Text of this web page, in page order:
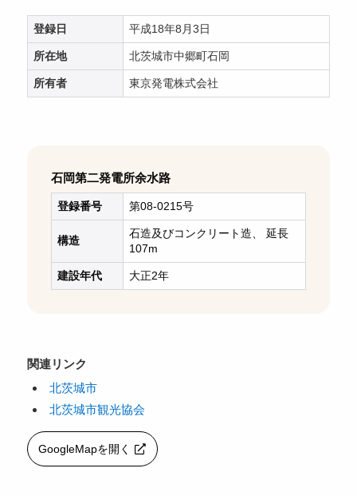
登録日 平成18年8月3日
所在地 北茨城市中郷町石岡
所有者 東京発電株式会社
石岡第二発電所余水路
登録番号 第08-0215号
構造
石造及びコンクリート造、 延長
107m
建設年代 大正2年
関連リンク
北茨城市
北茨城市観光協会
GoogleMapを開く